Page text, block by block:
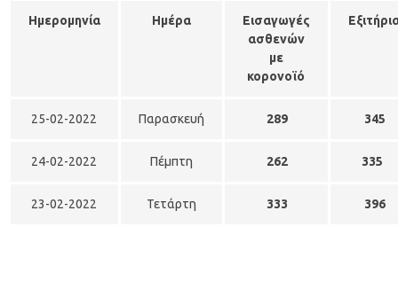
Ημερομηνία Ημέρα
Εισαγωγές
ασθενών
με
κορονοϊό
25-02-2022 Παρασκευή 289 345
24-02-2022 Πέμπτη 262 335
23-02-2022 Τετάρτη 333 396